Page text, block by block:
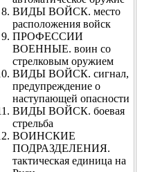
ВИДЫ ВОЙСК. место
расположения войск
ПРОФЕССИИ
ВОЕННЫЕ. воин со
стрелковым оружием
ВИДЫ ВОЙСК. сигнал,
предупреждение о
наступающей опасности
ВИДЫ ВОЙСК. боевая
стрельба
ВОИНСКИЕ
ПОДРАЗДЕЛЕНИЯ.
тактическая единица на